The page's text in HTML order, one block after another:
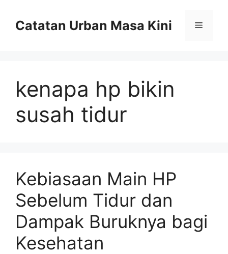
contentCatatan Urban Masa Kini Menu
kenapa hp bikin
susah tidur
Kebiasaan Main HP
Sebelum Tidur dan
Dampak Buruknya bagi
Kesehatan